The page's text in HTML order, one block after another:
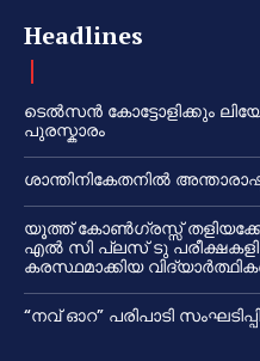
Headlines
ടെൽസൻ കോട്ടോളിക്കും
പുരസ്കാരം
ശാന്തിനികേതനിൽ
യൂത്ത് കോൺഗ്രസ്സ്
എൽ സി പ്ലസ് ടു
കരസ്ഥമാക്കിയ
“നവ് ഓറ” പരിപാടി